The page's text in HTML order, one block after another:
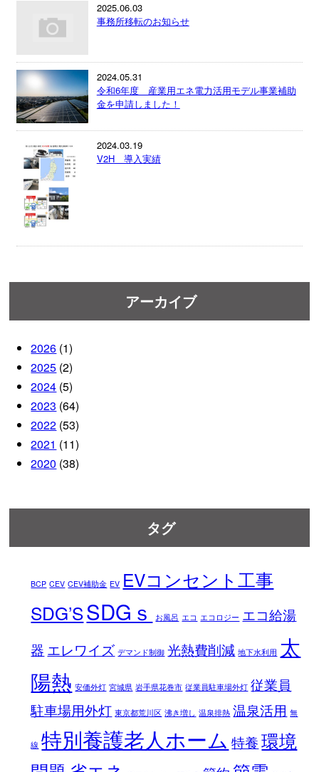
2025.06.03
事務所移転のお知らせ
2024.05.31
令和6年度 産業用エネ電力活用モデル事業補助
金を申請しました！
2024.03.19
V2H 導入実績
アーカイブ
2026 (1)
2025 (2)
2024 (5)
2023 (64)
2022 (53)
2021 (11)
2020 (38)
タグ
BCP CEV CEV補助金 EV EVコンセント工事
SDG’SSDGｓ お風呂 エコ エコロジー エコ給湯
器 エレワイズ デマンド制御 光熱費削減 地下水利用 太
陽熱 安価外灯 宮城県 岩手県花巻市 従業員駐車場外灯 従業員
駐車場用外灯 東京都荒川区 沸き増し 温泉排熱 温泉活用 無
線 特別養護老人ホーム 特養 環境